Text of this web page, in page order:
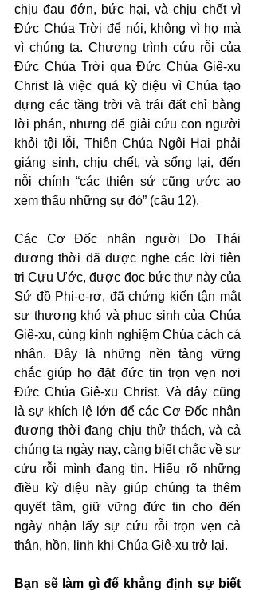
chịu đau đớn, bức hại, và chịu chết vì
Đức Chúa Trời để nói, không vì họ mà
vì chúng ta. Chương trình cứu rỗi của
Đức Chúa Trời qua Đức Chúa Giê-xu
Christ là việc quá kỳ diệu vì Chúa tạo
dựng các tầng trời và trái đất chỉ bằng
lời phán, nhưng để giải cứu con người
khỏi tội lỗi, Thiên Chúa Ngôi Hai phải
giáng sinh, chịu chết, và sống lại, đến
nỗi chính “các thiên sứ cũng ước ao
xem thấu những sự đó” (câu 12).
Các Cơ Đốc nhân người Do Thái
đương thời đã được nghe các lời tiên
tri Cựu Ước, được đọc bức thư này của
Sứ đồ Phi-e-rơ, đã chứng kiến tận mắt
sự thương khó và phục sinh của Chúa
Giê-xu, cùng kinh nghiệm Chúa cách cá
nhân. Đây là những nền tảng vững
chắc giúp họ đặt đức tin trọn vẹn nơi
Đức Chúa Giê-xu Christ. Và đây cũng
là sự khích lệ lớn để các Cơ Đốc nhân
đương thời đang chịu thử thách, và cả
chúng ta ngày nay, càng biết chắc về sự
cứu rỗi mình đang tin. Hiểu rõ những
điều kỳ diệu này giúp chúng ta thêm
quyết tâm, giữ vững đức tin cho đến
ngày nhận lấy sự cứu rỗi trọn vẹn cả
thân, hồn, linh khi Chúa Giê-xu trở lại.
Bạn sẽ làm gì để khẳng định sự biết